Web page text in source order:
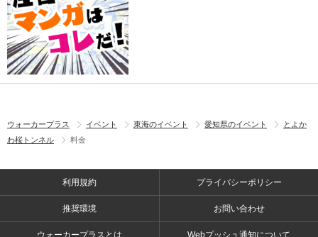
ウォーカープラス イベント 東海のイベント 愛知県のイベント
とよか
わ桜トンネル
料金
利用規約 プライバシーポリシー
推奨環境 お問い合わせ